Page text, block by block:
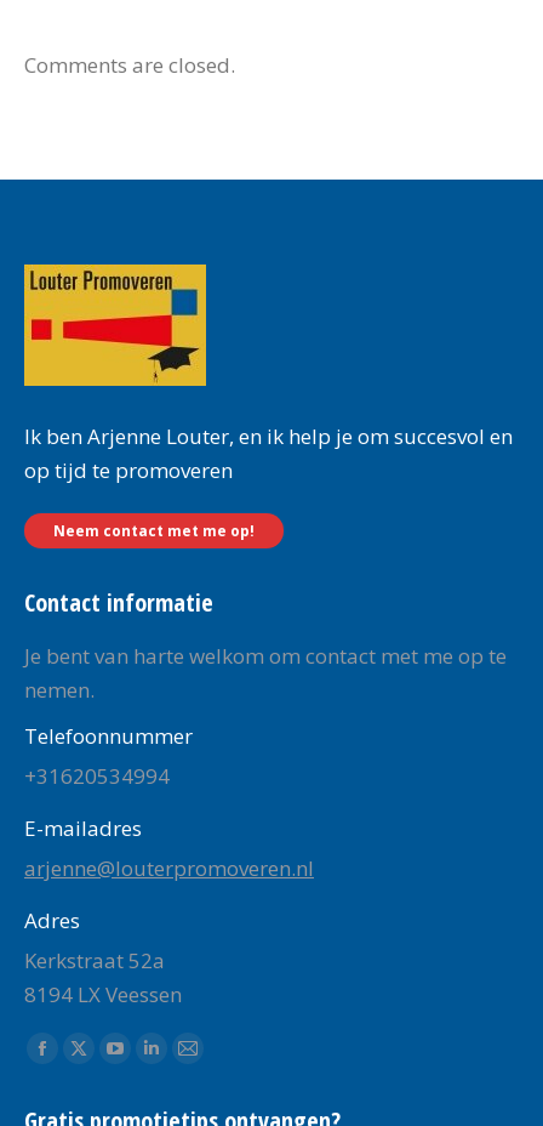
Comments are closed.
Ik ben Arjenne Louter, en ik help je om succesvol en
op tijd te promoveren
Neem contact met me op!
Contact informatie
Je bent van harte welkom om contact met me op te
nemen.
Telefoonnummer
+31620534994
E-mailadres
arjenne@louterpromoveren.nl
Adres
Kerkstraat 52a
8194 LX Veessen
Vind ons op:
Facebook
X
YouTube
Linkedin
Mail